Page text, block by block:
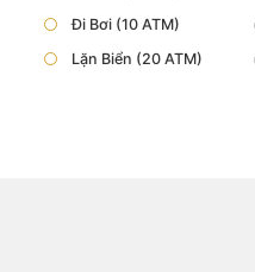
Đi Bơi (10 ATM)
Lặn Biển (20 ATM)